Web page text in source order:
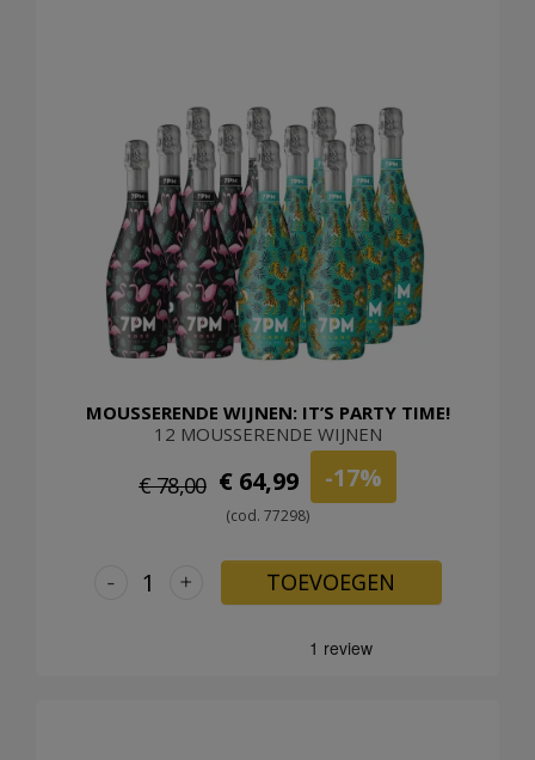
MOUSSERENDE WIJNEN: IT’S PARTY TIME!
12 MOUSSERENDE WIJNEN
€ 78,00 € 64,99 -17%
(cod. 77298)
+
- TOEVOEGEN